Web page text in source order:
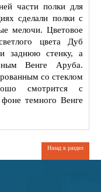
части полки для
сделали полки с
мелочи. Цветовое
цвета Дуб
заднюю стенку, а
Венге Аруба.
со стеклом
смотрится с
темного Венге
Назад в раздел